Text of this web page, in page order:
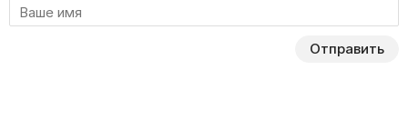
известным художником. На улице на девушку нападает
неизвестная компания подозрительных людей,
от которых ее спасает Влад Рудич. Вскоре между
Отправить